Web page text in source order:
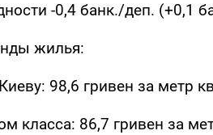
-0,4 банк./деп. (+0,1
жилья:
98,6 гривен за метр
класса: 86,7 гривен за